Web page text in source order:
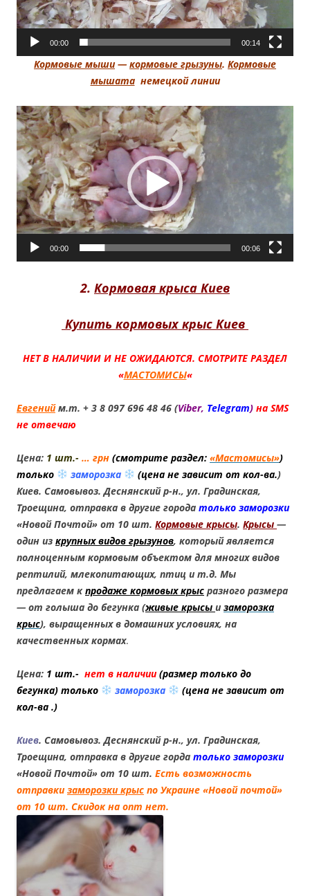
00:00 00:14
Кормовые мыши— кормовые грызуны. Кормовые
мышатанемецкой линии
Видеоплеер
00:00 00:06
2. Кормовая крыса Киев
Купить кормовых крыс Киев
НЕТ В НАЛИЧИИ И НЕ ОЖИДАЮТСЯ. СМОТРИТЕ РАЗДЕЛ
«МАСТОМИСЫ«
Евгенийм.т. + 3 8 097 696 48 46 (Viber, Telegram) на SMS
не отвечаю
Цена: 1 шт.- … грн (смотрите раздел: «Мастомисы»)
только
заморозка (цена не зависит от кол-ва.)
Киев. Самовывоз. Деснянский р-н., ул. Градинская,
Троещина, отправка в другие города только заморозки
«Новой Почтой» от 10 шт. Кормовые крысы. Крысы —
один из крупных видов грызунов, который является
полноценным кормовым объектом для многих видов
рептилий, млекопитающих, птиц и т.д. Мы
предлагаем кпродаже кормовых крыс разного размера
— от голыша до бегунка (живые крысы и заморозка
крыс), выращенных в домашних условиях, на
качественных кормах.
Цена: 1 шт.- нет в наличии (размер только до
бегунка) только
заморозка (цена не зависит от
кол-ва .)
Киев. Самовывоз. Деснянский р-н., ул. Градинская,
Троещина, отправка в другие горда только заморозки
«Новой Почтой» от 10 шт. Есть возможность
отправкизаморозки крыс по Украине «Новой почтой»
от 10 шт. Скидок на опт нет.